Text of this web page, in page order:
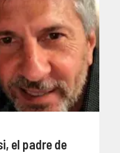
el padre de